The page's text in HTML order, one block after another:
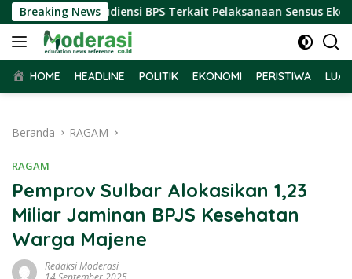
Langsung
ke
konten
Breaking News
Terima Audiensi BPS Terkait Pelaksanaan Sensus Ekonomi
HOME HEADLINE POLITIK EKONOMI PERISTIWA
Beranda RAGAM
RAGAM
Pemprov Sulbar Alokasikan 1,23
Miliar Jaminan BPJS Kesehatan
Warga Majene
Redaksi Moderasi